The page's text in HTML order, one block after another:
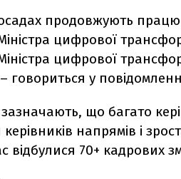
продовжують
цифрової
цифрової
– говориться у
що багато
керівників напрямів і
відбулися 70+ кадрових